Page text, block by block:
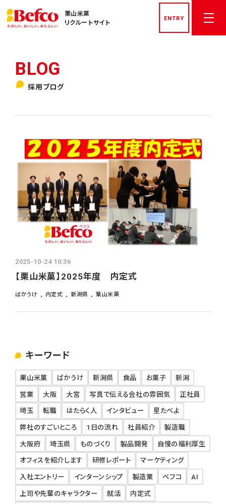
栗山米菓
リクルートサイト
ENTRY
先輩社員インタビュー
栗山米菓を知る
数字でみる栗山米菓
私たちの文化
よくあるご質問
採用ブログ
2025-10-24 10:36
【栗山米菓】2025年度 内定式
ばかうけ 内定式 新潟県 栗山米菓
キーワード
栗山米菓 ばかうけ 新潟県 食品 お菓子
新潟
営業
大阪 大宮 写真で伝える会社の雰囲気
正社員
埼玉
転職 はたらく人 インタビュー
星たべよ
弊社のすごいところ
1日の流れ 社員紹介
製造職
大阪府
埼玉県 ものづくり 製品開発
自慢の福利厚生
オフィスを紹介します
研修レポート
マーケティング
入社エントリー
インターンシップ 製造業 ベフコ
AI
上司や先輩のキャラクター
就活
内定式